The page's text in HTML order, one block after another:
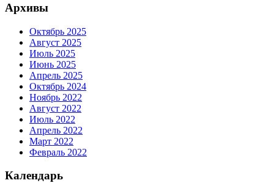
Архивы
Октябрь 2025
Август 2025
Июль 2025
Июнь 2025
Апрель 2025
Октябрь 2024
Ноябрь 2022
Август 2022
Июль 2022
Апрель 2022
Март 2022
Февраль 2022
Календарь